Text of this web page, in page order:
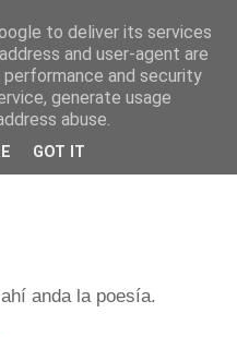
de Karlsbad
anda la poesía.
to deliver its services
and user-agent are
and security
generate usage
abuse.
GOT IT